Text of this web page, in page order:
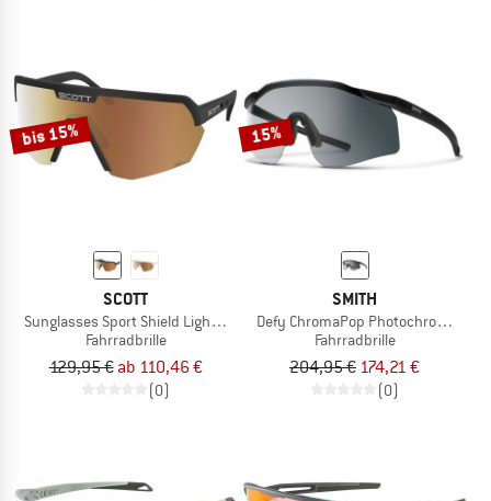
bis 15%
SCOTT
Sunglasses Sport Shield Light Senisitive S1-3
Fahrradbrille
129,95 € ab 110,46 €
(0)
15%
SMITH
Defy ChromaPop Photochromic S1-3
Fahrradbrille
204,95 € 174,21 €
(0)